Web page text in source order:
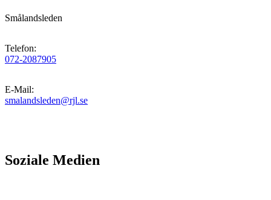
Smålandsleden
Telefon:
072-2087905
E-Mail:
smalandsleden@rjl.se
Soziale Medien